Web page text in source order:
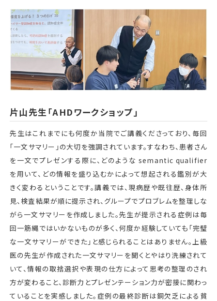
片山先生「AHDワークショップ」
先生はこれまでにも何度か当院でご講義くださっており、毎回
「一文サマリー」の大切を強調されています。すなわち、患者さん
を一文でプレゼンする際に、どのような semantic qualifier
を用いて、どの情報を盛り込むかによって想起される鑑別が大
きく変わるということです。講義では、現病歴や既往歴、身体所
見、検査結果が順に提示され、グループでプロブレムを整理しな
がら一文サマリーを作成しました。先生が提示される症例は毎
回一筋縄ではいかないものが多く、何度か経験していても「完璧
な一文サマリーができた」と感じられることはありません。上級
医の先生が作成された一文サマリーを聞くとやはり洗練されて
いて、情報の取捨選択や表現の仕方によって思考の整理のされ
方が変わること、診断力とプレゼンテーション力が密接に関わっ
ていることを実感しました。症例の最終診断は銅欠乏による貧